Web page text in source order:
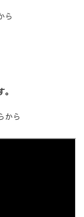
ら
から